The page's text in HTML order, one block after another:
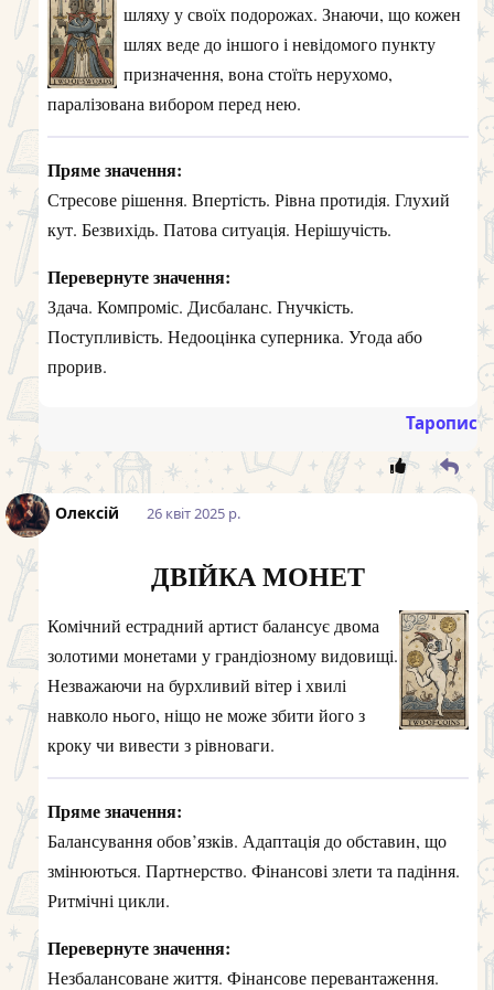
шляху у своїх подорожах. Знаючи, що кожен
шлях веде до іншого і невідомого пункту
призначення, вона стоїть нерухомо,
паралізована вибором перед нею.
Пряме значення:
Стресове рішення. Впертість. Рівна протидія. Глухий
кут. Безвихідь. Патова ситуація. Нерішучість.
Перевернуте значення:
Здача. Компроміс. Дисбаланс. Гнучкість.
Поступливість. Недооцінка суперника. Угода або
прорив.
Таропис
Олексій 26 квiт 2025 р.
ДВІЙКА МОНЕТ
Комічний естрадний артист балансує двома
золотими монетами у грандіозному видовищі.
Незважаючи на бурхливий вітер і хвилі
навколо нього, ніщо не може збити його з
кроку чи вивести з рівноваги.
Пряме значення:
Балансування обов’язків. Адаптація до обставин, що
змінюються. Партнерство. Фінансові злети та падіння.
Ритмічні цикли.
Перевернуте значення:
Незбалансоване життя. Фінансове перевантаження.